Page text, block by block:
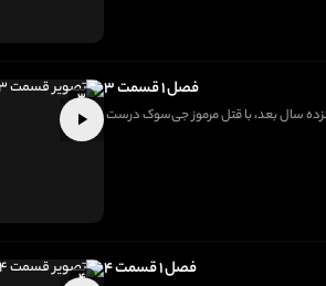
فصل ۱ قسمت ۳
سال بعد، با قتل مرموز جی‌سوک درست
۳
فصل ۱ قسمت ۴ ۴